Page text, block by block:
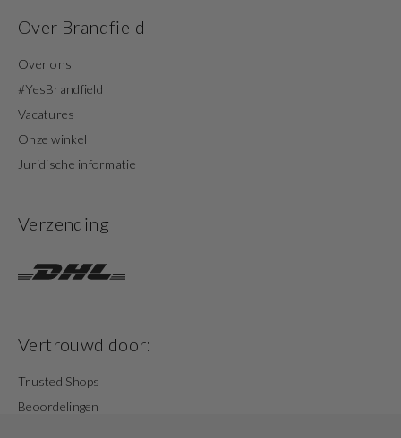
Over Brandfield
Over ons
#YesBrandfield
Vacatures
Onze winkel
Juridische informatie
Verzending
Vertrouwd door:
Trusted Shops
Beoordelingen